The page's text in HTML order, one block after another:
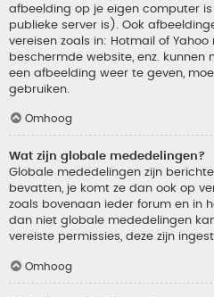
afbeelding op je eigen computer
publieke server is). Ook
vereisen zoals in: Hotmail of
beschermde website, enz. kunnen
een afbeelding weer te geven,
gebruiken.
Omhoog
Wat zijn globale mededelingen?
Globale mededelingen zijn
bevatten, je komt ze dan ook op
zoals bovenaan ieder forum en in
dan niet globale mededelingen
vereiste permissies, deze zijn
Omhoog